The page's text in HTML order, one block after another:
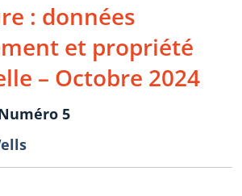
: données
et propriété
– Octobre 2024
5